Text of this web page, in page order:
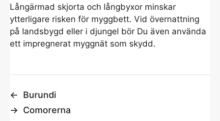
Långärmad skjorta och långbyxor minskar
ytterligare risken för myggbett. Vid övernattning
på landsbygd eller i djungel bör Du även använda
ett impregnerat myggnät som skydd.
←
Burundi
→ Comorerna